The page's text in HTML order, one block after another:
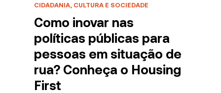
CIDADANIA, CULTURA E SOCIEDADE
Como inovar nas
políticas públicas para
pessoas em situação de
rua? Conheça o Housing
First